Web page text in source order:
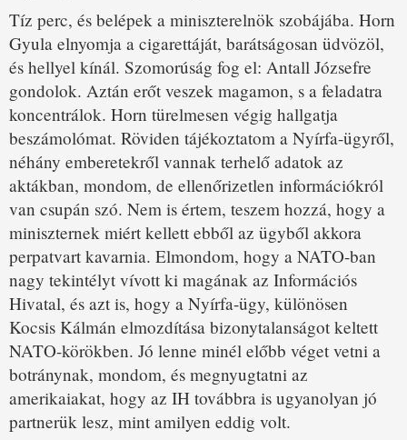
Tíz perc, és belépek a miniszterelnök szobájába. Horn
Gyula elnyomja a cigarettáját, barátságosan üdvözöl,
és hellyel kínál. Szomorúság fog el: Antall Józsefre
gondolok. Aztán erőt veszek magamon, s a feladatra
koncentrálok. Horn türelmesen végig hallgatja
beszámolómat. Röviden tájékoztatom a Nyírfa-ügyről,
néhány emberetekről vannak terhelő adatok az
aktákban, mondom, de ellenőrizetlen információkról
van csupán szó. Nem is értem, teszem hozzá, hogy a
miniszternek miért kellett ebből az ügyből akkora
perpatvart kavarnia. Elmondom, hogy a NATO-ban
nagy tekintélyt vívott ki magának az Információs
Hivatal, és azt is, hogy a Nyírfa-ügy, különösen
Kocsis Kálmán elmozdítása bizonytalanságot keltett
NATO-körökben. Jó lenne minél előbb véget vetni a
botránynak, mondom, és megnyugtatni az
amerikaiakat, hogy az IH továbbra is ugyanolyan jó
partnerük lesz, mint amilyen eddig volt.